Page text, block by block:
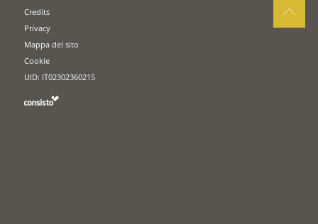
Credits
Privacy
Mappa del sito
Cookie
UID: IT02302360215